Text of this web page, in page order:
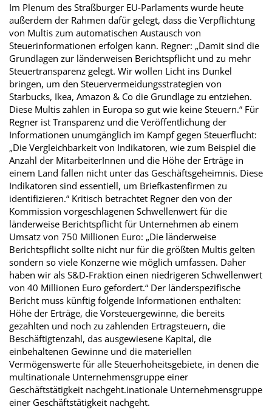
Im Plenum des Straßburger EU-Parlaments wurde heute
außerdem der Rahmen dafür gelegt, dass die Verpflichtung
von Multis zum automatischen Austausch von
Steuerinformationen erfolgen kann. Regner: „Damit sind die
Grundlagen zur länderweisen Berichtspflicht und zu mehr
Steuertransparenz gelegt. Wir wollen Licht ins Dunkel
bringen, um den Steuervermeidungsstrategien von
Starbucks, Ikea, Amazon & Co die Grundlage zu entziehen.
Diese Multis zahlen in Europa so gut wie keine Steuern.“ Für
Regner ist Transparenz und die Veröffentlichung der
Informationen unumgänglich im Kampf gegen Steuerflucht:
„Die Vergleichbarkeit von Indikatoren, wie zum Beispiel die
Anzahl der MitarbeiterInnen und die Höhe der Erträge in
einem Land fallen nicht unter das Geschäftsgeheimnis. Diese
Indikatoren sind essentiell, um Briefkastenfirmen zu
identifizieren.“ Kritisch betrachtet Regner den von der
Kommission vorgeschlagenen Schwellenwert für die
länderweise Berichtspflicht für Unternehmen ab einem
Umsatz von 750 Millionen Euro: „Die länderweise
Berichtspflicht sollte nicht nur für die größten Multis gelten
sondern so viele Konzerne wie möglich umfassen. Daher
haben wir als S&D-Fraktion einen niedrigeren Schwellenwert
von 40 Millionen Euro gefordert.“ Der länderspezifische
Bericht muss künftig folgende Informationen enthalten:
Höhe der Erträge, die Vorsteuergewinne, die bereits
gezahlten und noch zu zahlenden Ertragsteuern, die
Beschäftigtenzahl, das ausgewiesene Kapital, die
einbehaltenen Gewinne und die materiellen
Vermögenswerte für alle Steuerhoheitsgebiete, in denen die
multinationale Unternehmensgruppe einer
Geschäftstätigkeit nachgeht.inationale Unternehmensgruppe
einer Geschäftstätigkeit nachgeht.